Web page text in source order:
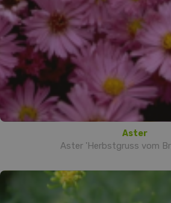
Aster
Aster 'Herbstgruss vom